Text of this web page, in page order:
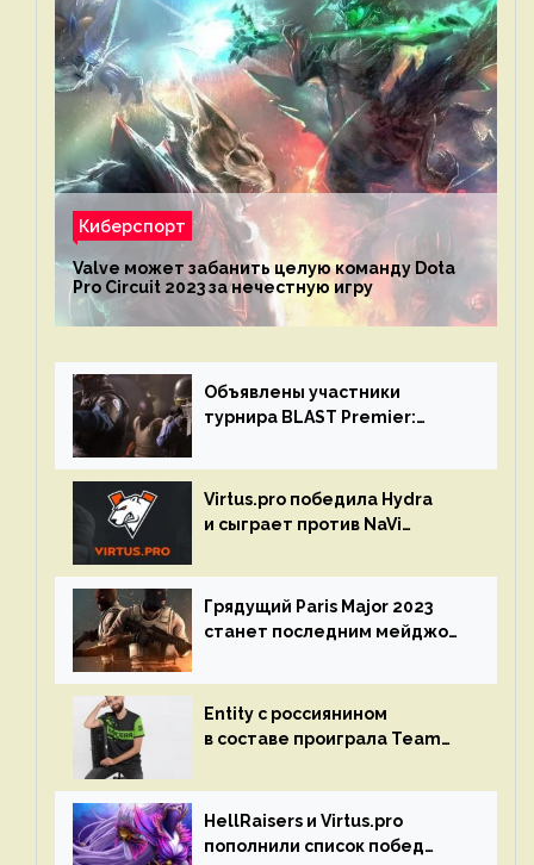
Киберспорт
Valve может забанить целую команду Dota
Pro Circuit 2023 за нечестную игру
Объявлены участники
турнира BLAST Premier:
Virtus.pro победила Hydra
и сыграет против NaVi
Грядущий Paris Major 2023
станет последним мейджор-
Entity с россиянином
в составе проиграла Team
HellRaisers и Virtus.pro
пополнили список побед